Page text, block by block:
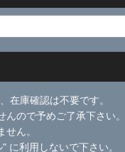
在庫確認は不要です。
ので予めご了承下さい。
ん。
に利用しないで下さい。